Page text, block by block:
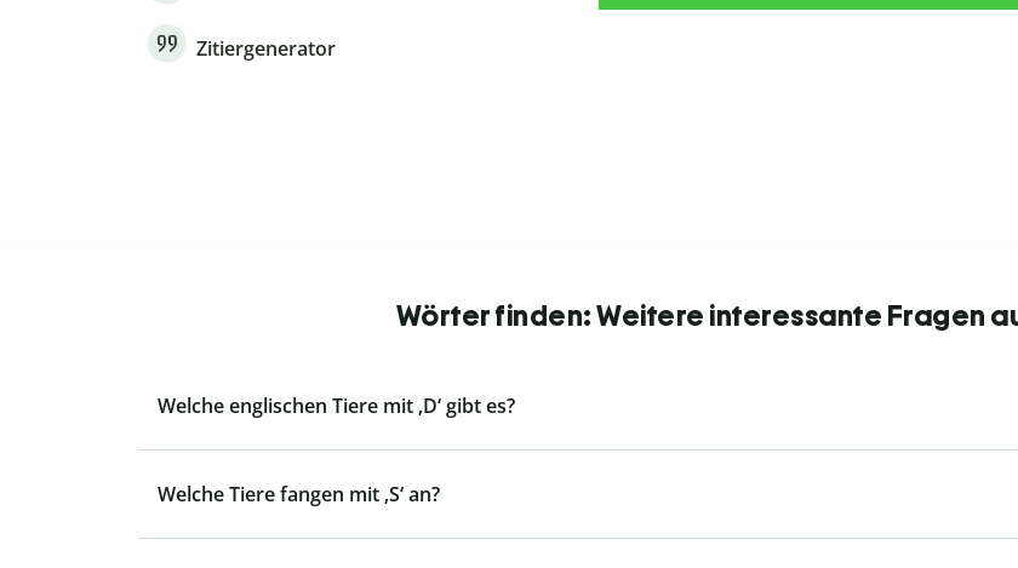
Zitiergenerator
Wörter finden: Weitere interessante Fragen
Welche englischen Tiere mit ‚D‘ gibt es?
Welche Tiere fangen mit ‚S‘ an?